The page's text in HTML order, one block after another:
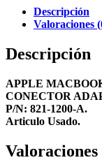
Descripción
Valoraciones
Descripción
APPLE
CONECTOR
P/N: 821-1200-A.
Articulo Usado.
Valoraciones